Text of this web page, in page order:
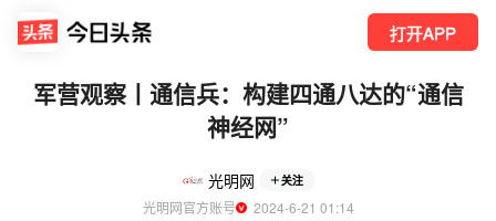
打开APP
军营观察丨通信兵：构建四通八达的“通信
神经网”
光明网 关注
光明网官方账号
  2024-6-21 01:14